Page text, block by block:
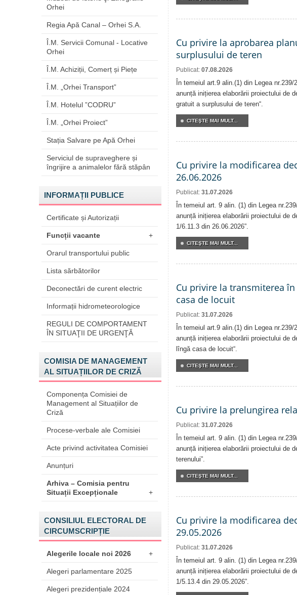
Orhei
Regia Apă Canal – Orhei S.A.
Î.M. Servicii Comunal - Locative
Orhei
Î.M. Achiziții, Comerț și Piețe
Î.M. „Orhei Transport”
Î.M. Hotelul ”CODRU”
Î.M. „Orhei Proiect”
Stația Salvare pe Apă Orhei
Serviciul de supraveghere și
îngrijire a animalelor fără stăpân
INFORMAȚII PUBLICE
Certificate și Autorizații
Funcții vacante +
Orarul transportului public
Lista sărbătorilor
Deconectări de curent electric
Informații hidrometeorologice
REGULI DE COMPORTAMENT
ÎN SITUAŢII DE URGENŢĂ
COMISIA DE MANAGEMENT
AL SITUAȚIILOR DE CRIZĂ
Componența Comisiei de
Management al Situațiilor de
Criză
Procese-verbale ale Comisiei
Acte privind activitatea Comisiei
Anunțuri
Arhiva – Comisia pentru
Situații Excepționale
+
CONSILIUL ELECTORAL DE
CIRCUMSCRIPȚIE
Alegerile locale noi 2026 +
Alegeri parlamentare 2025
Alegeri prezidențiale 2024
Cu privire la aprobarea
surplusului de teren
Publicat: 07.08.2026
În temeiul art.9 alin.(1) din Legea
anunță inițierea elaborării proiectului de
gratuit a surplusului de teren“.
CITEŞTE MAI MULT...
Cu privire la modificarea
26.06.2026
Publicat: 31.07.2026
În temeiul art. 9 alin. (1) din Legea
anunță inițierea elaborării proiectului de
1/6.11.3 din 26.06.2026”.
CITEŞTE MAI MULT...
Cu privire la transmiterea
casa de locuit
Publicat: 31.07.2026
În temeiul art.9 alin.(1) din Legea
anunță inițierea elaborării proiectului de
lîngă casa de locuit“.
CITEŞTE MAI MULT...
Cu privire la prelungirea
Publicat: 31.07.2026
În temeiul art. 9 alin. (1) din Legea
anunță inițierea elaborării proiectului de
terenului”.
CITEŞTE MAI MULT...
Cu privire la modificarea
29.05.2026
Publicat: 31.07.2026
În temeiul art. 9 alin. (1) din Legea
anunță inițierea elaborării proiectului de
1/5.13.4 din 29.05.2026”.